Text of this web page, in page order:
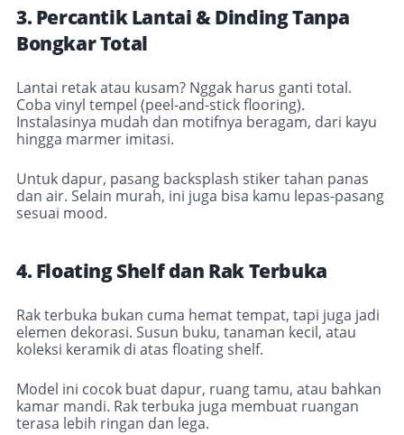
3. Percantik Lantai & Dinding Tanpa
Bongkar Total
Lantai retak atau kusam? Nggak harus ganti total.
Coba vinyl tempel (peel-and-stick flooring).
Instalasinya mudah dan motifnya beragam, dari kayu
hingga marmer imitasi.
Untuk dapur, pasang backsplash stiker tahan panas
dan air. Selain murah, ini juga bisa kamu lepas-pasang
sesuai mood.
4. Floating Shelf dan Rak Terbuka
Rak terbuka bukan cuma hemat tempat, tapi juga jadi
elemen dekorasi. Susun buku, tanaman kecil, atau
koleksi keramik di atas floating shelf.
Model ini cocok buat dapur, ruang tamu, atau bahkan
kamar mandi. Rak terbuka juga membuat ruangan
terasa lebih ringan dan lega.